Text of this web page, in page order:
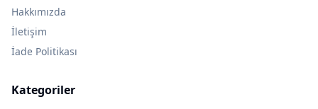
Hakkımızda
İletişim
İade Politikası
Kategoriler